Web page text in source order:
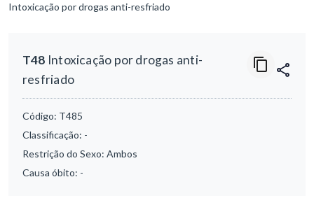
Intoxicação por drogas anti-resfriado
T48 Intoxicação por drogas anti-
resfriado
Código: T485
Classificação: -
Restrição do Sexo: Ambos
Causa óbito: -